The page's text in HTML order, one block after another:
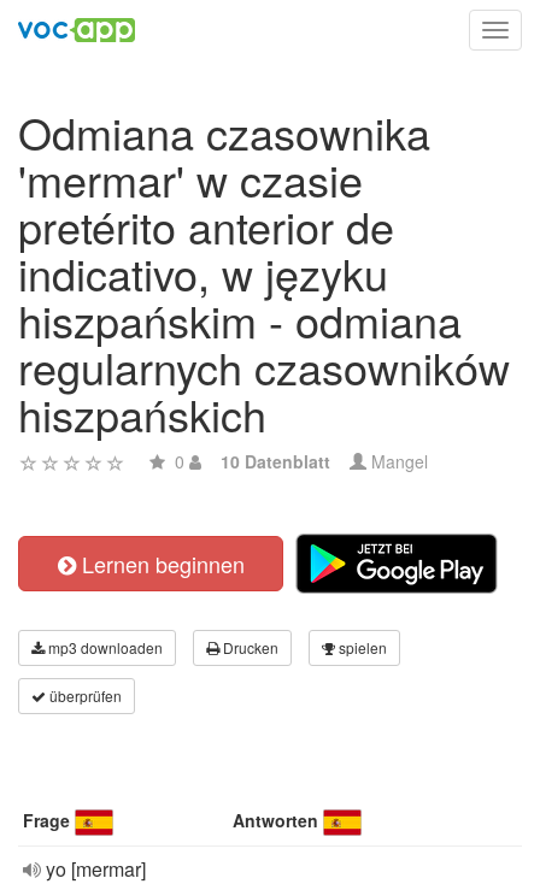
Odmiana czasownika
'mermar' w czasie
pretérito anterior de
indicativo, w języku
hiszpańskim - odmiana
regularnych czasowników
hiszpańskich
0 10 Datenblatt Mangel
Lernen beginnen
mp3 downloaden Drucken spielen
überprüfen
Frage Antworten
yo [mermar]